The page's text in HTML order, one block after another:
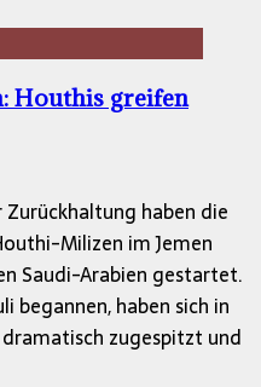
Houthis greifen
haben die
Milizen im Jemen
Saudi-Arabien gestartet.
begannen, haben sich in
zugespitzt und